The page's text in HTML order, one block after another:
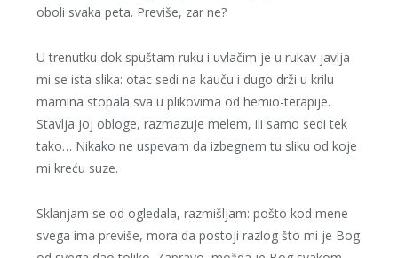
oboli svaka peta. Previše, zar ne?
U trenutku dok spuštam ruku i uvlačim je u rukav javlja
mi se ista slika: otac sedi na kauču i dugo drži u krilu
mamina stopala sva u plikovima od hemio-terapije.
Stavlja joj obloge, razmazuje melem, ili samo sedi tek
tako… Nikako ne uspevam da izbegnem tu sliku od koje
mi kreću suze.
Sklanjam se od ogledala, razmišljam: pošto kod mene
svega ima previše, mora da postoji razlog što mi je Bog